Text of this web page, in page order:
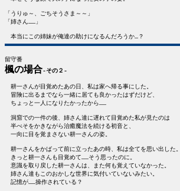
「うりゅ～、ごちそうさま～～」
「姉さん……」
楓の場合-その２-
耕一さんが目覚めたあの日、私は家へ帰る事にした。
冒険に出るまでなら一緒に居ても良かったはずだけど、
ちょっと一人になりたかったから……
洞窟での一件の後、姉さん達に遅れて目覚めた私が見たのは
半べそをかきながら治癒魔法を続ける初音と、
一向に目を覚まさない耕一さんの姿。
耕一さんをかばって前に立ったあの時、私は全てを思い出した。
きっと耕一さんも目覚めて……そう思ったのに。
意識を取り戻した耕一さんは、また何も覚えていなかった。
姉さん達もこのおかしな世界に気付いていないみたい。
記憶が……操作されている？